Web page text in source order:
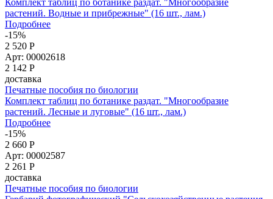
растений. Водные и прибрежные" (16 шт., лам.)
Подробнее
-15%
2 520 Р
Арт: 00002618
2 142 Р
доставка
Печатные пособия по биологии
Комплект таблиц по ботанике раздат. "Многообразие
растений. Лесные и луговые" (16 шт., лам.)
Подробнее
-15%
2 660 Р
Арт: 00002587
2 261 Р
доставка
Печатные пособия по биологии